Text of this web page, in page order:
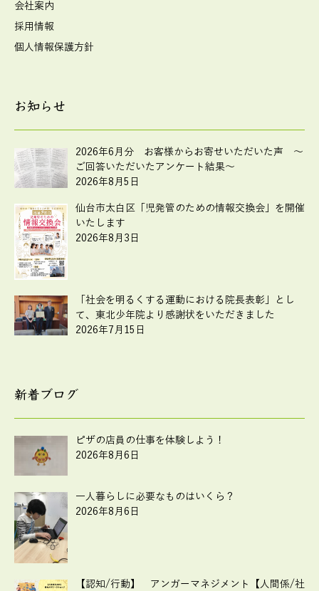
会社案内
採用情報
個人情報保護方針
お知らせ
2026年6月分 お客様からお寄せいただいた声 ～
ご回答いただいたアンケート結果～
2026年8月5日
仙台市太白区「児発管のための情報交換会」を開催
いたします
2026年8月3日
「社会を明るくする運動における院長表彰」とし
て、東北少年院より感謝状をいただきました
2026年7月15日
新着ブログ
ピザの店員の仕事を体験しよう！
2026年8月6日
一人暮らしに必要なものはいくら？
2026年8月6日
【認知/行動】 アンガーマネジメント【人間係/社